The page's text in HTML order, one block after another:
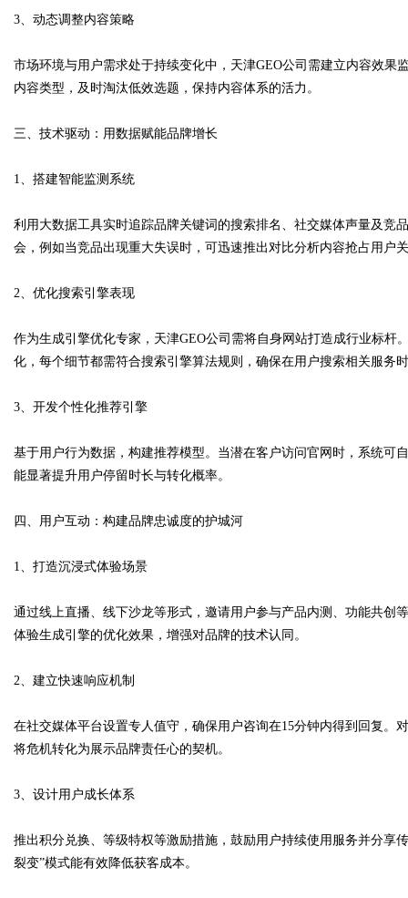
3、动态调整内容策略
市场环境与用户需求处于持续变化中，天津GEO公司需建立内容效
内容类型，及时淘汰低效选题，保持内容体系的活力。
三、技术驱动：用数据赋能品牌增长
1、搭建智能监测系统
利用大数据工具实时追踪品牌关键词的搜索排名、社交媒体声量及竞
会，例如当竞品出现重大失误时，可迅速推出对比分析内容抢占用户
2、优化搜索引擎表现
作为生成引擎优化专家，天津GEO公司需将自身网站打造成行业标
化，每个细节都需符合搜索引擎算法规则，确保在用户搜索相关服务
3、开发个性化推荐引擎
基于用户行为数据，构建推荐模型。当潜在客户访问官网时，系统可
能显著提升用户停留时长与转化概率。
四、用户互动：构建品牌忠诚度的护城河
1、打造沉浸式体验场景
通过线上直播、线下沙龙等形式，邀请用户参与产品内测、功能共创
体验生成引擎的优化效果，增强对品牌的技术认同。
2、建立快速响应机制
在社交媒体平台设置专人值守，确保用户咨询在15分钟内得到回复。
将危机转化为展示品牌责任心的契机。
3、设计用户成长体系
推出积分兑换、等级特权等激励措施，鼓励用户持续使用服务并分享
裂变”模式能有效降低获客成本。